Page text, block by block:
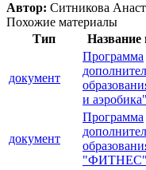
Автор: Ситникова
Похожие материалы
Тип
Название
документ
Программа
и аэробика"
документ
Программа
"ФИТНЕС"